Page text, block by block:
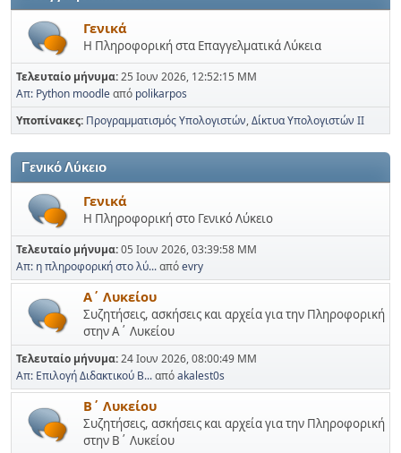
Γενικά
Η Πληροφορική στα Επαγγελματικά Λύκεια
Τελευταίο μήνυμα:25 Ιουν 2026, 12:52:15 ΜΜ
Απ: Python moodleαπό polikarpos
Υποπίνακες Προγραμματισμός Υπολογιστών Δίκτυα Υπολογιστών ΙΙ
Γενικό Λύκειο
Γενικά
Η Πληροφορική στο Γενικό Λύκειο
Τελευταίο μήνυμα:05 Ιουν 2026, 03:39:58 ΜΜ
Απ: η πληροφορική στο λύ...απόevry
Α΄ Λυκείου
Συζητήσεις, ασκήσεις και αρχεία για την Πληροφορική
στην Α΄ Λυκείου
Τελευταίο μήνυμα:24 Ιουν 2026, 08:00:49 ΜΜ
Απ: Επιλογή Διδακτικού Β...απόakalest0s
Β΄ Λυκείου
Συζητήσεις, ασκήσεις και αρχεία για την Πληροφορική
στην Β΄ Λυκείου